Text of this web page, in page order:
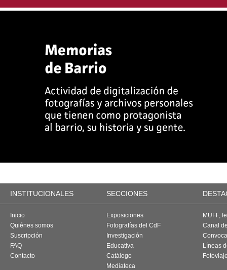
INSTITUCIONALES SECCIONES
Inicio
Quiénes somos
Suscripción
FAQ
Contacto
Exposiciones
Fotografías del CdF
Investigación
Educativa
Catálogo
Mediateca
MUFF,
Canal
Líneas